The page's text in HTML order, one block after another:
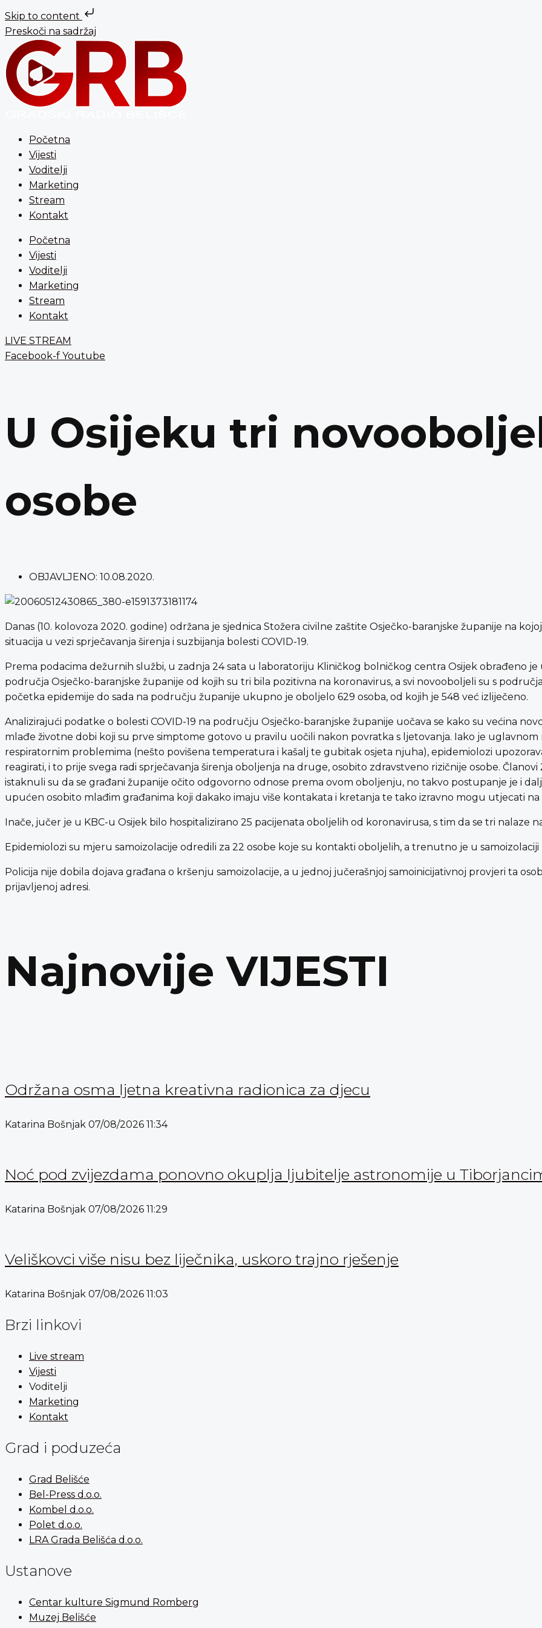
Skip to content
Preskoči na sadržaj
Početna
Vijesti
Voditelji
Marketing
Stream
Kontakt
Početna
Vijesti
Voditelji
Marketing
Stream
Kontakt
LIVE STREAM
Facebook-f Youtube
U Osijeku tri
osobe
OBJAVLJENO: 10.08.2020.
Danas (10. kolovoza 2020. godine) održana je sjednica Stožera civilne zaštite Osječko-baranjske županije na
situacija u vezi sprječavanja širenja i suzbijanja bolesti COVID-19.
Prema podacima dežurnih službi, u zadnja 24 sata u laboratoriju Kliničkog bolničkog centra Osijek obrađeno
područja Osječko-baranjske županije od kojih su tri bila pozitivna na koronavirus, a svi novooboljeli su s
početka epidemije do sada na području županije ukupno je oboljelo 629 osoba, od kojih je 548 već izliječeno.
Analizirajući podatke o bolesti COVID-19 na području Osječko-baranjske županije uočava se kako su većina
mlađe životne dobi koji su prve simptome gotovo u pravilu uočili nakon povratka s ljetovanja. Iako je uglavnom
respiratornim problemima (nešto povišena temperatura i kašalj te gubitak osjeta njuha), epidemiolozi
reagirati, i to prije svega radi sprječavanja širenja oboljenja na druge, osobito zdravstveno rizičnije osobe.
istaknuli su da se građani županije očito odgovorno odnose prema ovom oboljenju, no takvo postupanje je i
upućen osobito mlađim građanima koji dakako imaju više kontakata i kretanja te tako izravno mogu utjecati na
Inače, jučer je u KBC-u Osijek bilo hospitalizirano 25 pacijenata oboljelih od koronavirusa, s tim da se tri nalaze
Epidemiolozi su mjeru samoizolacije odredili za 22 osobe koje su kontakti oboljelih, a trenutno je u
Policija nije dobila dojava građana o kršenju samoizolacije, a u jednoj jučerašnjoj samoinicijativnoj provjeri ta
prijavljenoj adresi.
Najnovije VIJESTI
Održana osma ljetna kreativna radionica za djecu
Katarina Bošnjak 07/08/2026 11:34
Noć pod zvijezdama ponovno okuplja ljubitelje astronomije u
Katarina Bošnjak 07/08/2026 11:29
Veliškovci više nisu bez liječnika, uskoro trajno rješenje
Katarina Bošnjak 07/08/2026 11:03
Brzi linkovi
Live stream
Vijesti
Voditelji
Marketing
Kontakt
Grad i poduzeća
Grad Belišće
Bel-Press d.o.o.
Kombel d.o.o.
Polet d.o.o.
LRA Grada Belišća d.o.o.
Ustanove
Centar kulture Sigmund Romberg
Muzej Belišće